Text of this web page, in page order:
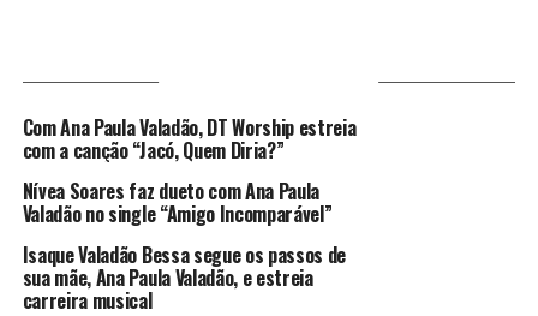
Com Ana Paula Valadão, DT Worship estreia
com a canção “Jacó, Quem Diria?”
Nívea Soares faz dueto com Ana Paula
Valadão no single “Amigo Incomparável”
Isaque Valadão Bessa segue os passos de
sua mãe, Ana Paula Valadão, e estreia
carreira musical